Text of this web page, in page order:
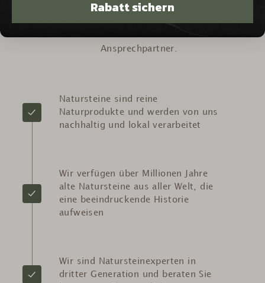
Ansprechpartner.
Natursteine sind reine
Naturprodukte und werden von uns
nachhaltig und lokal verarbeitet
Wir verfügen über Millionen Jahre
alte Natursteine aus aller Welt, die
eine beeindruckende Historie
aufweisen
Wir sind Natursteinexperten in
dritter Generation und beraten Sie
Rabatt sichern